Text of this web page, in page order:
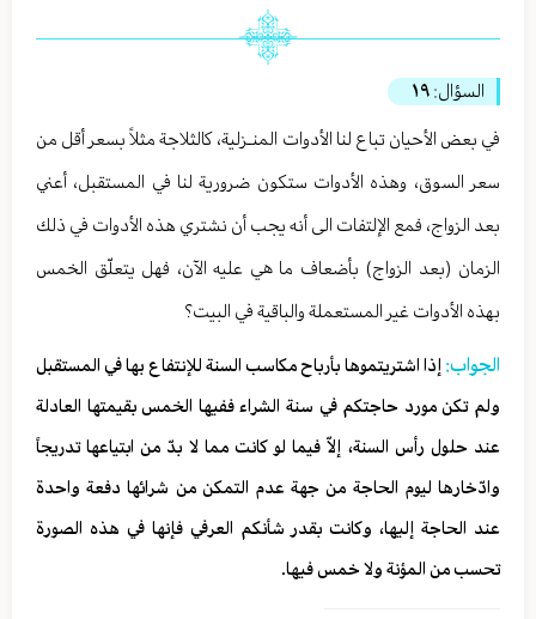
السؤال: ١٩
في بعض الأحيان تباع لنا الأدوات المنـزلية، كالثلاجة مثلاً بسعر أقل من
سعر السوق، وهذه الأدوات ستكون ضرورية لنا في المستقبل، أعني
بعد الزواج، فمع الإلتفات الى أنه يجب أن نشتري هذه الأدوات في ذلك
الزمان (بعد الزواج) بأضعاف ما هي عليه الآن، فهل يتعلّق الخمس
بهذه الأدوات غير المستعملة والباقية في البيت؟
الجواب: إذا اشتريتموها بأرباح مكاسب السنة للإنتفاع بها في المستقبل
ولم تكن مورد حاجتكم في سنة الشراء ففيها الخمس بقيمتها العادلة
عند حلول رأس السنة، إلاّ فيما لو كانت مما لا بدّ من ابتياعها تدريجاً
وادّخارها ليوم الحاجة من جهة عدم التمكن من شرائها دفعة واحدة
عند الحاجة إليها، وكانت بقدر شأنكم العرفي فإنها في هذه الصورة
تحسب من المؤنة ولا خمس فيها.